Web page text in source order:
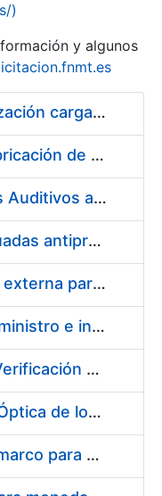
)
y algunos
Pliego condiciones optimización cargas compras firmado
Acuerdo marco para la fabricación de piezas
Suministro de Protectores Auditivos a medida para las personas trabajadoras de los Centros de Trabajo de Madrid y Burgos
Suministro de gafas graduadas antiproyecciones para los trabajadores de la FNMT-RCM en los centros de trabajo de Madrid y Burgos
Servicios de una empresa externa para el asesoramiento y resolución de los recursos de alzada que se presentan relacionados con procesos de selección para la FNMT-RCM
Acuerdo marco para el suministro e instalación de persianas, estores y otros complementos
Servicio de Calibración y Verificación Externa de los Equipos de Medición del Servicio de Prevención de la FNMT-RCM
Conexión mediante Fibra Óptica de los Centros de Proceso de Datos (CPDs) de las sedes de la FNMT-RCM de Burgos y Madrid
Contratación de acuerdo marco para el Suministro de Material de Electricidad para la Fábrica Nacional de Moneda y Timbre-Real Casa de la Moneda en su centro de trabajo de Burgos